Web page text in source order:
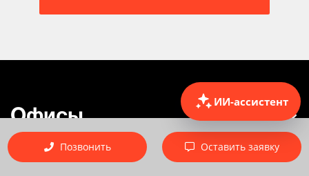
Офисы
Позвонить Оставить заявку
ИИ-ассистент